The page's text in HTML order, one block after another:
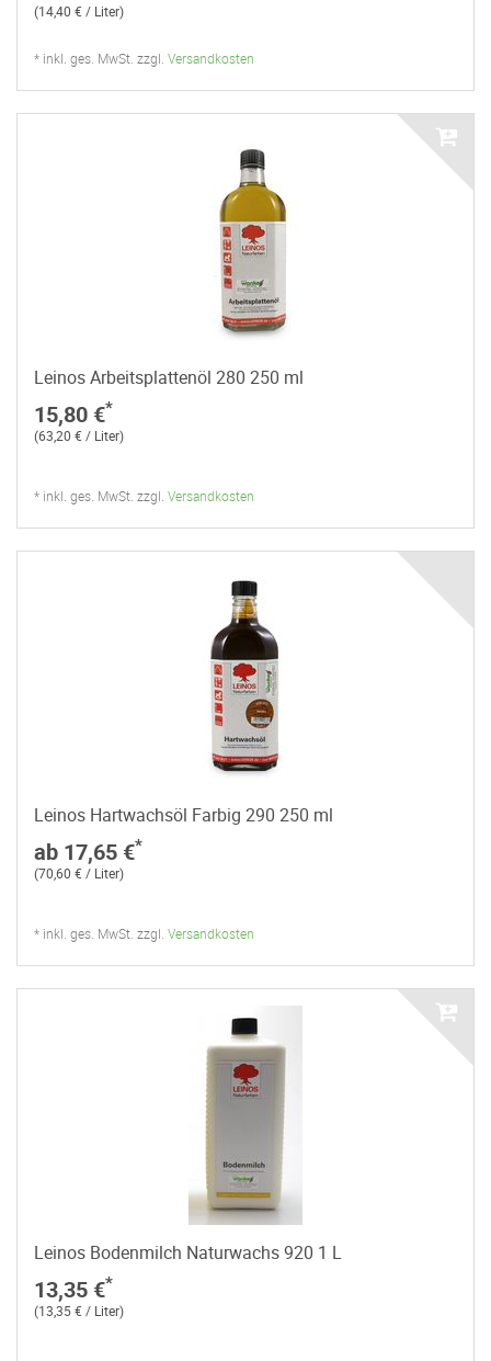
(14,40 € / Liter)
* inkl. ges. MwSt. zzgl. Versandkosten
Leinos Arbeitsplattenöl 280 250 ml
15,80 €*
(63,20 € / Liter)
* inkl. ges. MwSt. zzgl. Versandkosten
Leinos Hartwachsöl Farbig 290 250 ml
ab 17,65 €*
(70,60 € / Liter)
* inkl. ges. MwSt. zzgl. Versandkosten
Leinos Bodenmilch Naturwachs 920 1 L
13,35 €*
(13,35 € / Liter)